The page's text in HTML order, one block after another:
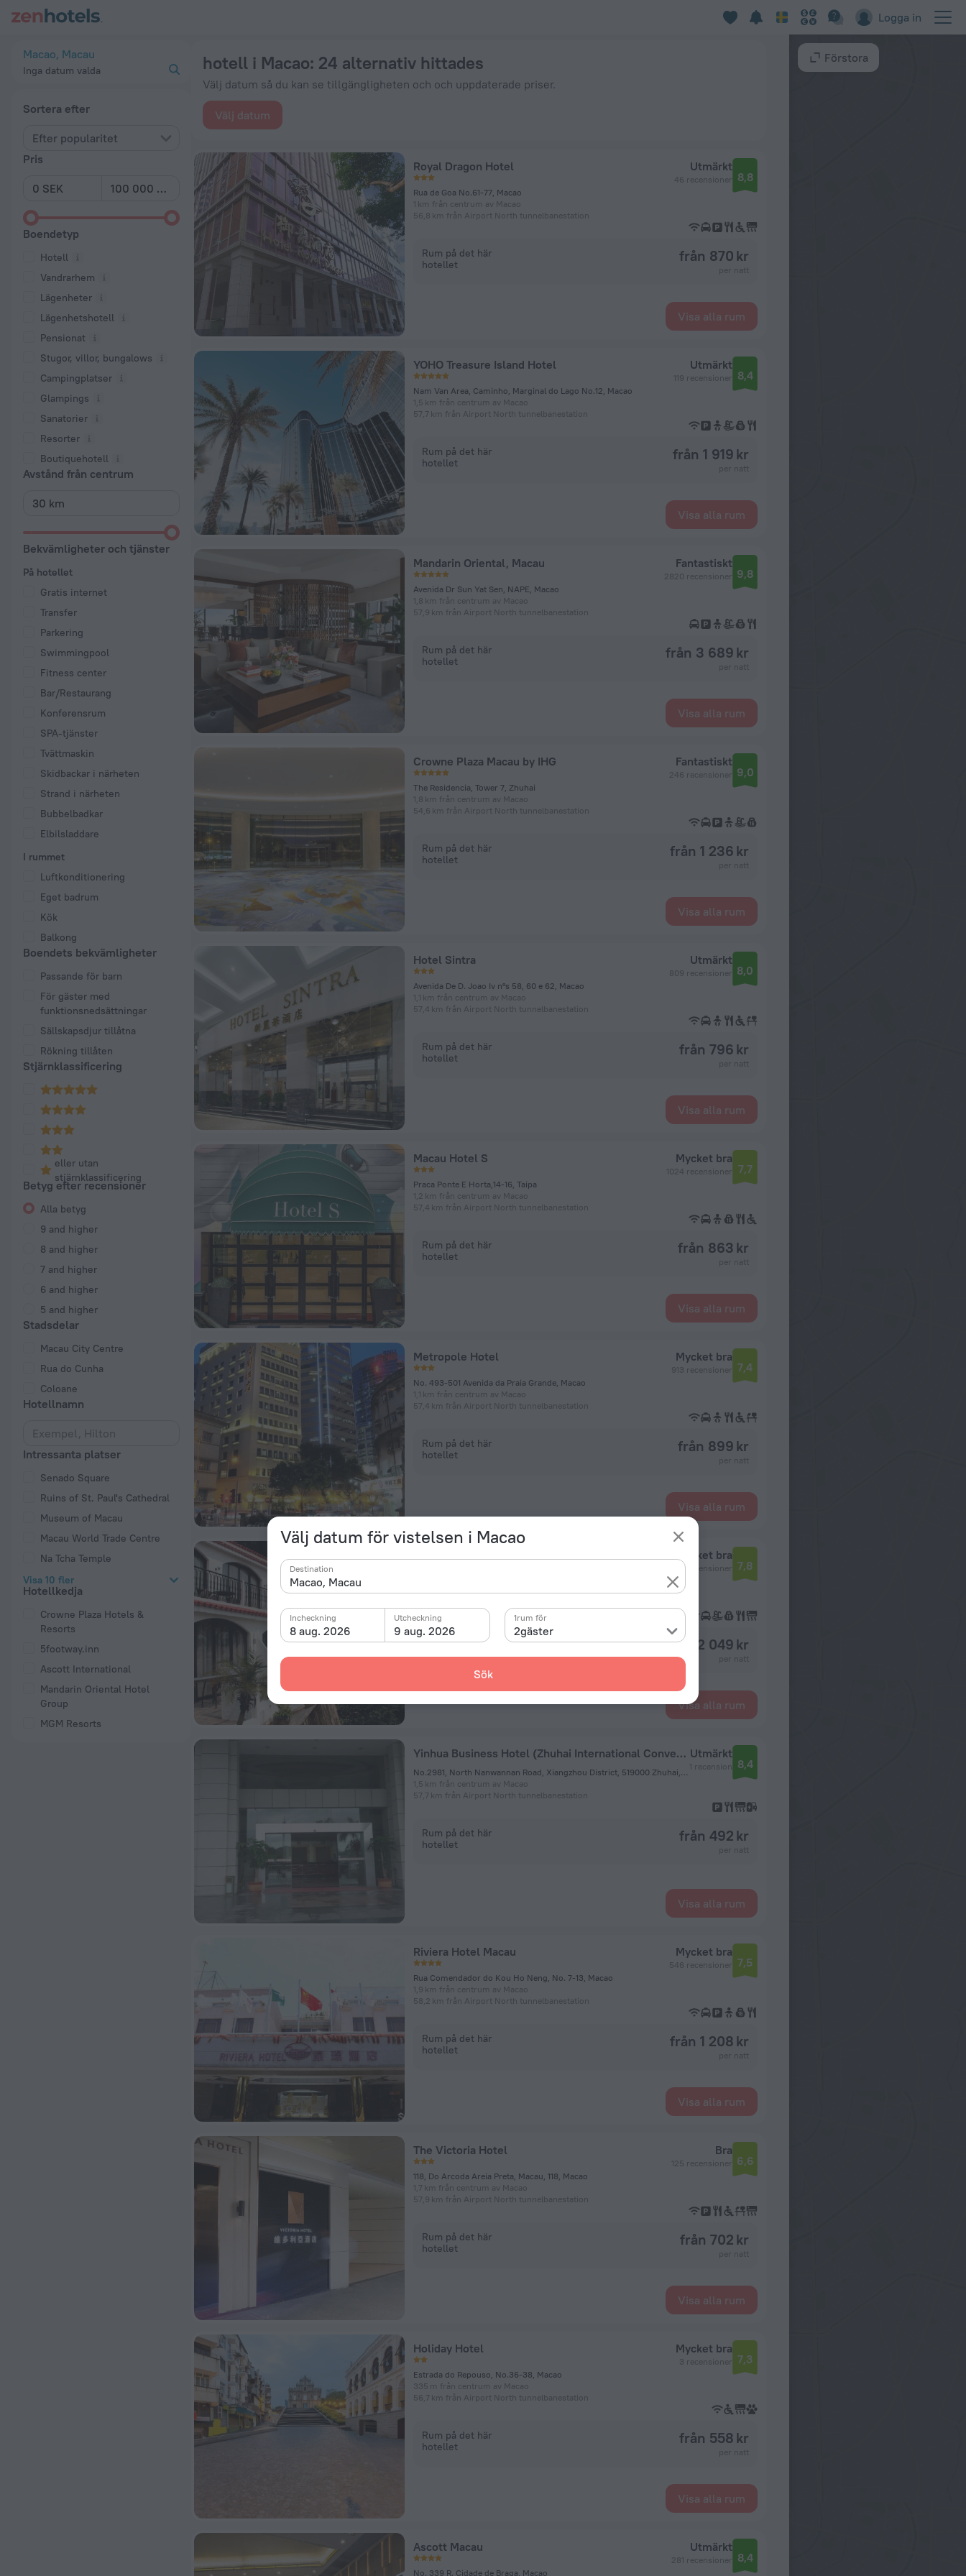
Logga in
Välj datum för vistelsen i Macao
Destination
8 aug. 2026
Incheckning
9 aug. 2026
Utcheckning
2gäster
1rum för
Sök
Macao, Macau
Inga datum valda
Sortera efter
Efter popularitet
Pris
Boendetyp
Hotell
Vandrarhem
Lägenheter
Lägenhetshotell
Pensionat
Stugor, villor, bungalows
Campingplatser
Glampings
Sanatorier
Resorter
Boutiquehotell
Avstånd från centrum
Bekvämligheter och tjänster
På hotellet
Gratis internet
Transfer
Parkering
Swimmingpool
Fitness center
Bar/Restaurang
Konferensrum
SPA-tjänster
Tvättmaskin
Skidbackar i närheten
Strand i närheten
Bubbelbadkar
Elbilsladdare
I rummet
Luftkonditionering
Eget badrum
Kök
Balkong
Boendets bekvämligheter
Passande för barn
För gäster med
funktionsnedsättningar
Sällskapsdjur tillåtna
Rökning tillåten
Stjärnklassificering
eller utan
stjärnklassificering
Betyg efter recensioner
Alla betyg
9 and higher
8 and higher
7 and higher
6 and higher
5 and higher
Stadsdelar
Macau City Centre
Rua do Cunha
Coloane
Hotellnamn
Intressanta platser
Senado Square
Ruins of St. Paul's Cathedral
Museum of Macau
Macau World Trade Centre
Na Tcha Temple
Visa 10 fler
Hotellkedja
Crowne Plaza Hotels &
Resorts
5footway.inn
Ascott International
Mandarin Oriental Hotel
Group
MGM Resorts
hotell i Macao: 24 alternativ hittades
Välj datum så du kan se tillgängligheten och och uppdaterade priser.
Välj datum
Royal Dragon Hotel
Rua de Goa No.61-77, Macao
1 km från centrum av Macao
56,8 km från Airport North tunnelbanestation
Utmärkt
46 recensioner 8,8
Rum på det här
hotellet
från 870 kr
Visa alla rum
YOHO Treasure Island Hotel
Nam Van Area, Caminho, Marginal do Lago No.12, Macao
1,5 km från centrum av Macao
57,7 km från Airport North tunnelbanestation
Utmärkt
119 recensioner 8,4
Rum på det här
hotellet
från 1 919 kr
Visa alla rum
Mandarin Oriental, Macau
Avenida Dr Sun Yat Sen, NAPE, Macao
1,8 km från centrum av Macao
57,9 km från Airport North tunnelbanestation
Fantastiskt
2820 recensioner 9,8
Rum på det här
hotellet
från 3 689 kr
Visa alla rum
Crowne Plaza Macau by IHG
The Residencia, Tower 7, Zhuhai
1,8 km från centrum av Macao
54,6 km från Airport North tunnelbanestation
Fantastiskt
246 recensioner 9,0
Rum på det här
hotellet
från 1 236 kr
Visa alla rum
Hotel Sintra
Avenida De D. Joao Iv n°s 58, 60 e 62, Macao
1,1 km från centrum av Macao
57,4 km från Airport North tunnelbanestation
Utmärkt
809 recensioner 8,0
Rum på det här
hotellet
från 796 kr
Visa alla rum
Macau Hotel S
Praca Ponte E Horta,14-16, Taipa
1,2 km från centrum av Macao
57,4 km från Airport North tunnelbanestation
Mycket bra
1024 recensioner 7,7
Rum på det här
hotellet
från 863 kr
Visa alla rum
Metropole Hotel
No. 493-501 Avenida da Praia Grande, Macao
1,1 km från centrum av Macao
57,4 km från Airport North tunnelbanestation
Mycket bra
913 recensioner 7,4
Rum på det här
hotellet
från 899 kr
Visa alla rum
2,5 km från centrum av Macao
Mycket bra
107 recensioner 7,8
Rum på det här
från 2 049 kr
Visa alla rum
Yinhua Business Hotel (Zhuhai International Convention Center)
No.2981, North Nanwannan Road, Xiangzhou District, 519000 Zhuhai, China, Zhuhai
1,5 km från centrum av Macao
57,7 km från Airport North tunnelbanestation
Utmärkt
1 recension 8,4
Rum på det här
hotellet
från 492 kr
Visa alla rum
Riviera Hotel Macau
Rua Comendador do Kou Ho Neng, No. 7-13, Macao
1,9 km från centrum av Macao
58,2 km från Airport North tunnelbanestation
Mycket bra
546 recensioner 7,5
Rum på det här
hotellet
från 1 208 kr
Visa alla rum
The Victoria Hotel
118, Do Arcoda Areia Preta, Macau, 118, Macao
1,7 km från centrum av Macao
57,9 km från Airport North tunnelbanestation
Bra
125 recensioner 6,6
Rum på det här
hotellet
från 702 kr
Visa alla rum
Holiday Hotel
Estrada do Repouso, No.36-38, Macao
335 m från centrum av Macao
56,7 km från Airport North tunnelbanestation
Mycket bra
3 recensioner 7,3
Rum på det här
hotellet
från 558 kr
Visa alla rum
Ascott Macau
No. 339 R. Cidade de Braga, Macao
Utmärkt
281 recensioner 8,4
Förstora
De 20 bästa hotell i Macao 2026 från 425 kr – boka nu på ZenHotels.com